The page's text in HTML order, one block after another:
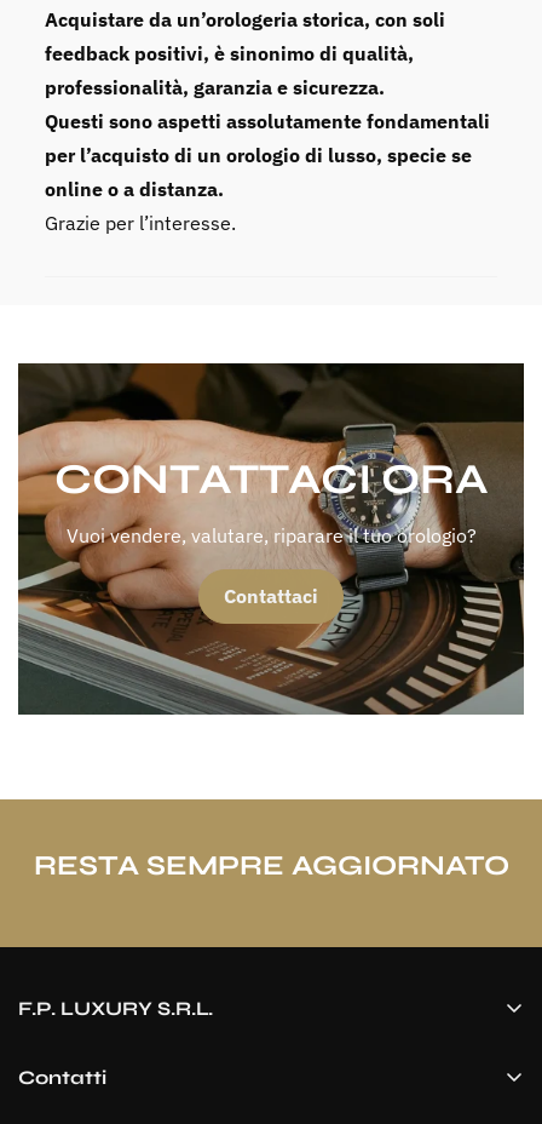
Acquistare da un’orologeria storica, con soli
feedback positivi, è sinonimo di qualità,
professionalità, garanzia e sicurezza.
Questi sono aspetti assolutamente fondamentali
per l’acquisto di un orologio di lusso, specie se
online o a distanza.
Grazie per l’interesse.
CONTATTACI ORA
Vuoi vendere, valutare, riparare il tuo orologio?
Contattaci
RESTA SEMPRE AGGIORNATO
F.P. LUXURY S.R.L.
Piazza Libertà, 15 – 21047 Saronno
Contatti